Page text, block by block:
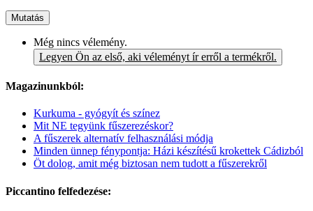
Mutatás
Még nincs vélemény.
Legyen Ön az első, aki véleményt ír erről a termékről.
Magazinunkból:
Kurkuma - gyógyít és színez
Mit NE tegyünk fűszerezéskor?
A fűszerek alternatív felhasználási módja
Minden ünnep fénypontja: Házi készítésű krokettek Cádizból
Öt dolog, amit még biztosan nem tudott a fűszerekről
Piccantino felfedezése: